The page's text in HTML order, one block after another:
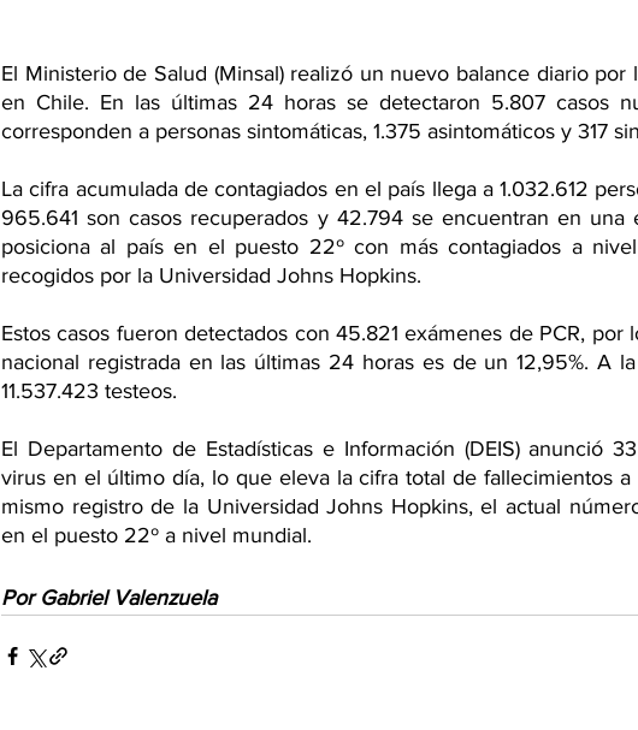
El Ministerio de Salud (Minsal) realizó un nuevo balance diario por
en Chile. En las últimas 24 horas se detectaron 5.807 casos
corresponden a personas sintomáticas, 1.375 asintomáticos y 317
La cifra acumulada de contagiados en el país llega a 1.032.612
965.641 son casos recuperados y 42.794 se encuentran en una
posiciona al país en el puesto 22º con más contagiados a
recogidos por la Universidad Johns Hopkins.
Estos casos fueron detectados con 45.821 exámenes de PCR, por
nacional registrada en las últimas 24 horas es de un 12,95%. A
11.537.423 testeos.
El Departamento de Estadísticas e Información (DEIS) anunció
virus en el último día, lo que eleva la cifra total de fallecimientos a
mismo registro de la Universidad Johns Hopkins, el actual
en el puesto 22º a nivel mundial.
Por Gabriel Valenzuela